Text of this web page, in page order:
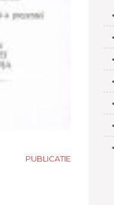
PUBLICATIE